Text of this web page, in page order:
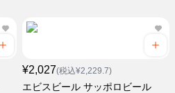
¥2,027(税込¥2,229.7)
エビスビール サッポロビール